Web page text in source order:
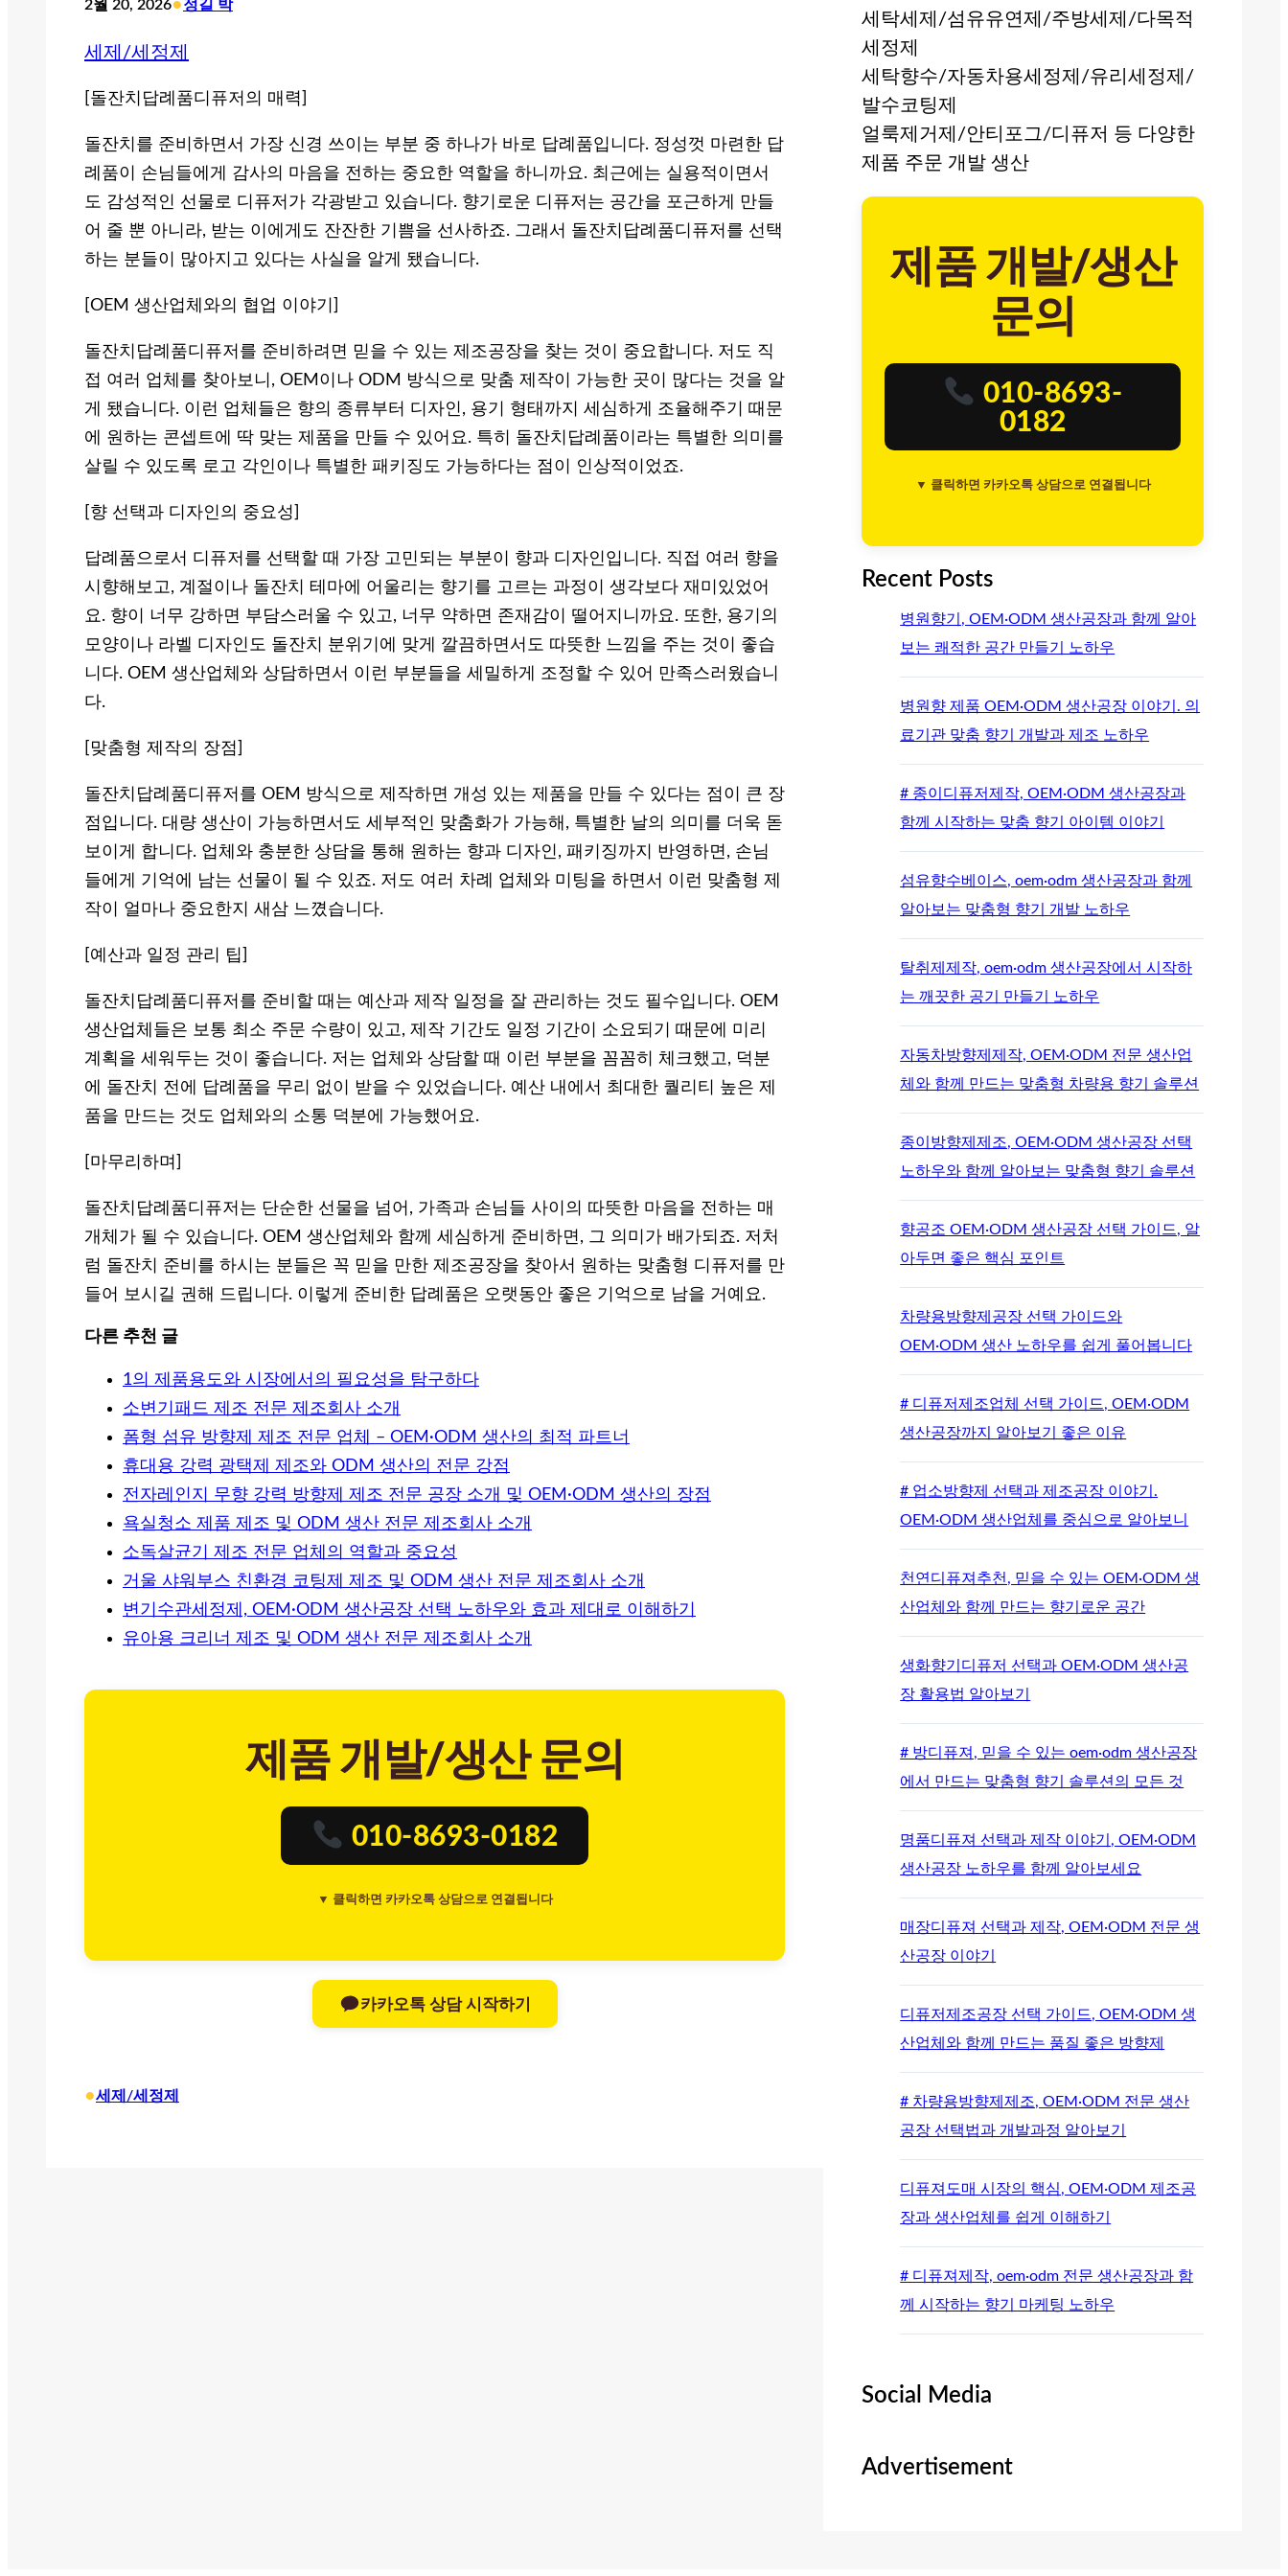
2월 20, 2026•정길 박
세제/세정제
[돌잔치답례품디퓨저의 매력]
돌잔치를 준비하면서 가장 신경 쓰이는 부분 중 하나가 바로 답례품입니다. 정성껏 마련한 답
례품이 손님들에게 감사의 마음을 전하는 중요한 역할을 하니까요. 최근에는 실용적이면서
도 감성적인 선물로 디퓨저가 각광받고 있습니다. 향기로운 디퓨저는 공간을 포근하게 만들
어 줄 뿐 아니라, 받는 이에게도 잔잔한 기쁨을 선사하죠. 그래서 돌잔치답례품디퓨저를 선택
하는 분들이 많아지고 있다는 사실을 알게 됐습니다.
[OEM 생산업체와의 협업 이야기]
돌잔치답례품디퓨저를 준비하려면 믿을 수 있는 제조공장을 찾는 것이 중요합니다. 저도 직
접 여러 업체를 찾아보니, OEM이나 ODM 방식으로 맞춤 제작이 가능한 곳이 많다는 것을 알
게 됐습니다. 이런 업체들은 향의 종류부터 디자인, 용기 형태까지 세심하게 조율해주기 때문
에 원하는 콘셉트에 딱 맞는 제품을 만들 수 있어요. 특히 돌잔치답례품이라는 특별한 의미를
살릴 수 있도록 로고 각인이나 특별한 패키징도 가능하다는 점이 인상적이었죠.
[향 선택과 디자인의 중요성]
답례품으로서 디퓨저를 선택할 때 가장 고민되는 부분이 향과 디자인입니다. 직접 여러 향을
시향해보고, 계절이나 돌잔치 테마에 어울리는 향기를 고르는 과정이 생각보다 재미있었어
요. 향이 너무 강하면 부담스러울 수 있고, 너무 약하면 존재감이 떨어지니까요. 또한, 용기의
모양이나 라벨 디자인도 돌잔치 분위기에 맞게 깔끔하면서도 따뜻한 느낌을 주는 것이 좋습
니다. OEM 생산업체와 상담하면서 이런 부분들을 세밀하게 조정할 수 있어 만족스러웠습니
다.
[맞춤형 제작의 장점]
돌잔치답례품디퓨저를 OEM 방식으로 제작하면 개성 있는 제품을 만들 수 있다는 점이 큰 장
점입니다. 대량 생산이 가능하면서도 세부적인 맞춤화가 가능해, 특별한 날의 의미를 더욱 돋
보이게 합니다. 업체와 충분한 상담을 통해 원하는 향과 디자인, 패키징까지 반영하면, 손님
들에게 기억에 남는 선물이 될 수 있죠. 저도 여러 차례 업체와 미팅을 하면서 이런 맞춤형 제
작이 얼마나 중요한지 새삼 느꼈습니다.
[예산과 일정 관리 팁]
돌잔치답례품디퓨저를 준비할 때는 예산과 제작 일정을 잘 관리하는 것도 필수입니다. OEM
생산업체들은 보통 최소 주문 수량이 있고, 제작 기간도 일정 기간이 소요되기 때문에 미리
계획을 세워두는 것이 좋습니다. 저는 업체와 상담할 때 이런 부분을 꼼꼼히 체크했고, 덕분
에 돌잔치 전에 답례품을 무리 없이 받을 수 있었습니다. 예산 내에서 최대한 퀄리티 높은 제
품을 만드는 것도 업체와의 소통 덕분에 가능했어요.
[마무리하며]
돌잔치답례품디퓨저는 단순한 선물을 넘어, 가족과 손님들 사이의 따뜻한 마음을 전하는 매
개체가 될 수 있습니다. OEM 생산업체와 함께 세심하게 준비하면, 그 의미가 배가되죠. 저처
럼 돌잔치 준비를 하시는 분들은 꼭 믿을 만한 제조공장을 찾아서 원하는 맞춤형 디퓨저를 만
들어 보시길 권해 드립니다. 이렇게 준비한 답례품은 오랫동안 좋은 기억으로 남을 거예요.
다른 추천 글
1의 제품용도와 시장에서의 필요성을 탐구하다
소변기패드 제조 전문 제조회사 소개
폼형 섬유 방향제 제조 전문 업체 – OEM·ODM 생산의 최적 파트너
휴대용 강력 광택제 제조와 ODM 생산의 전문 강점
전자레인지 무향 강력 방향제 제조 전문 공장 소개 및 OEM·ODM 생산의 장점
욕실청소 제품 제조 및 ODM 생산 전문 제조회사 소개
소독살균기 제조 전문 업체의 역할과 중요성
거울 샤워부스 친환경 코팅제 제조 및 ODM 생산 전문 제조회사 소개
변기수관세정제, OEM·ODM 생산공장 선택 노하우와 효과 제대로 이해하기
유아용 크리너 제조 및 ODM 생산 전문 제조회사 소개
제품 개발/생산 문의
010-8693-0182
▼ 클릭하면 카카오톡 상담으로 연결됩니다
카카오톡 상담 시작하기
•세제/세정제
세탁세제/섬유유연제/주방세제/다목적
세정제
세탁향수/자동차용세정제/유리세정제/
발수코팅제
얼룩제거제/안티포그/디퓨저 등 다양한
제품 주문 개발 생산
제품 개발/생산
문의
010-8693-
0182
▼ 클릭하면 카카오톡 상담으로 연결됩니다
Recent Posts
병원향기, OEM·ODM 생산공장과 함께 알아
보는 쾌적한 공간 만들기 노하우
병원향 제품 OEM·ODM 생산공장 이야기. 의
료기관 맞춤 향기 개발과 제조 노하우
# 종이디퓨저제작, OEM·ODM 생산공장과
함께 시작하는 맞춤 향기 아이템 이야기
섬유향수베이스, oem·odm 생산공장과 함께
알아보는 맞춤형 향기 개발 노하우
탈취제제작, oem·odm 생산공장에서 시작하
는 깨끗한 공기 만들기 노하우
자동차방향제제작, OEM·ODM 전문 생산업
체와 함께 만드는 맞춤형 차량용 향기 솔루션
종이방향제제조, OEM·ODM 생산공장 선택
노하우와 함께 알아보는 맞춤형 향기 솔루션
향공조 OEM·ODM 생산공장 선택 가이드, 알
아두면 좋은 핵심 포인트
차량용방향제공장 선택 가이드와
OEM·ODM 생산 노하우를 쉽게 풀어봅니다
# 디퓨저제조업체 선택 가이드, OEM·ODM
생산공장까지 알아보기 좋은 이유
# 업소방향제 선택과 제조공장 이야기.
OEM·ODM 생산업체를 중심으로 알아보니
천연디퓨져추천, 믿을 수 있는 OEM·ODM 생
산업체와 함께 만드는 향기로운 공간
생화향기디퓨저 선택과 OEM·ODM 생산공
장 활용법 알아보기
# 방디퓨져, 믿을 수 있는 oem·odm 생산공장
에서 만드는 맞춤형 향기 솔루션의 모든 것
명품디퓨져 선택과 제작 이야기, OEM·ODM
생산공장 노하우를 함께 알아보세요
매장디퓨져 선택과 제작, OEM·ODM 전문 생
산공장 이야기
디퓨저제조공장 선택 가이드, OEM·ODM 생
산업체와 함께 만드는 품질 좋은 방향제
# 차량용방향제제조, OEM·ODM 전문 생산
공장 선택법과 개발과정 알아보기
디퓨져도매 시장의 핵심, OEM·ODM 제조공
장과 생산업체를 쉽게 이해하기
# 디퓨져제작, oem·odm 전문 생산공장과 함
께 시작하는 향기 마케팅 노하우
Social Media
Advertisement